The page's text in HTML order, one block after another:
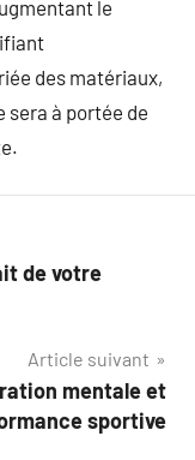
le
des matériaux,
sera à portée de
de votre
Article suivant
mentale et
sportive